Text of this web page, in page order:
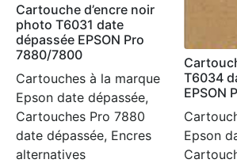
Cartouche d’encre noir
photo T6031 date
dépassée EPSON Pro
7880/7800
Cartouches à la marque
Epson date dépassée,
Cartouches Pro 7880
date dépassée, Encres
alternatives
T6034
EPSON
Epson